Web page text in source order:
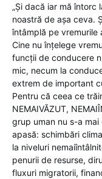
„Și dacă iar mă întorc
noastră de așa ceva.
întâmplă pe vremurile
Cine nu înțelege
funcții de conducere
mic, necum la
extrem de important
Pentru că ceea ce
NEMAIVĂZUT,
grup uman nu s-a
apasă: schimbări
la niveluri
penurii de resurse,
fluxuri migratorii,